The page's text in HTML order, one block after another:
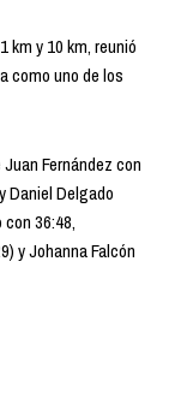
km y 10 km, reunió
como uno de los
Fernández con
Daniel Delgado
36:48,
y Johanna Falcón